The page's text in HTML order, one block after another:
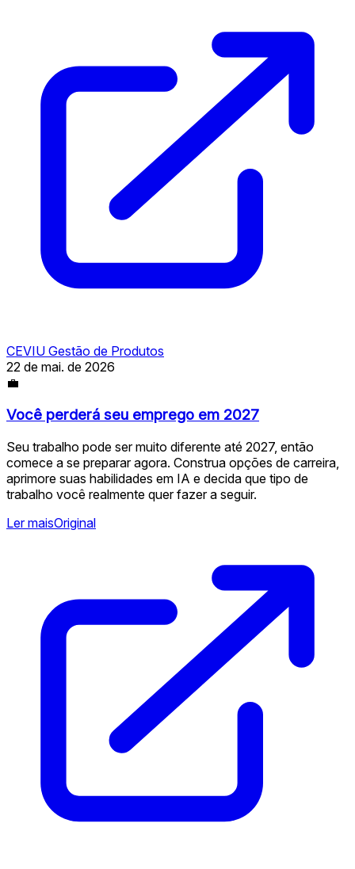
CEVIU Gestão de Produtos
22 de mai. de 2026
💼
Você perderá seu emprego em 2027
Seu trabalho pode ser muito diferente até 2027, então
comece a se preparar agora. Construa opções de carreira,
aprimore suas habilidades em IA e decida que tipo de
trabalho você realmente quer fazer a seguir.
Ler maisOriginal